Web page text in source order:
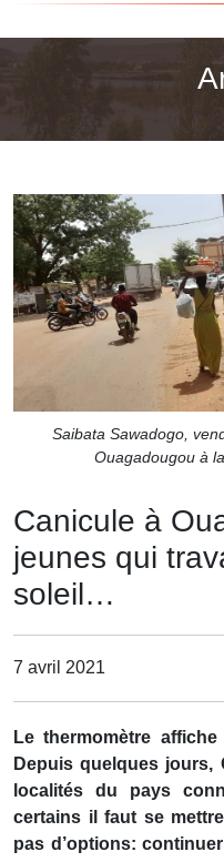
Saibata Sawadogo,
Ouagadougou à
Canicule à
jeunes qui
soleil…
7 avril 2021
Le thermomètre
Depuis quelques jours,
localités du pays
certains il faut se
pas d’options: